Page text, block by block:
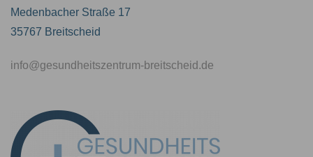
Medenbacher Straße 17
35767 Breitscheid
info@gesundheitszentrum-breitscheid.de